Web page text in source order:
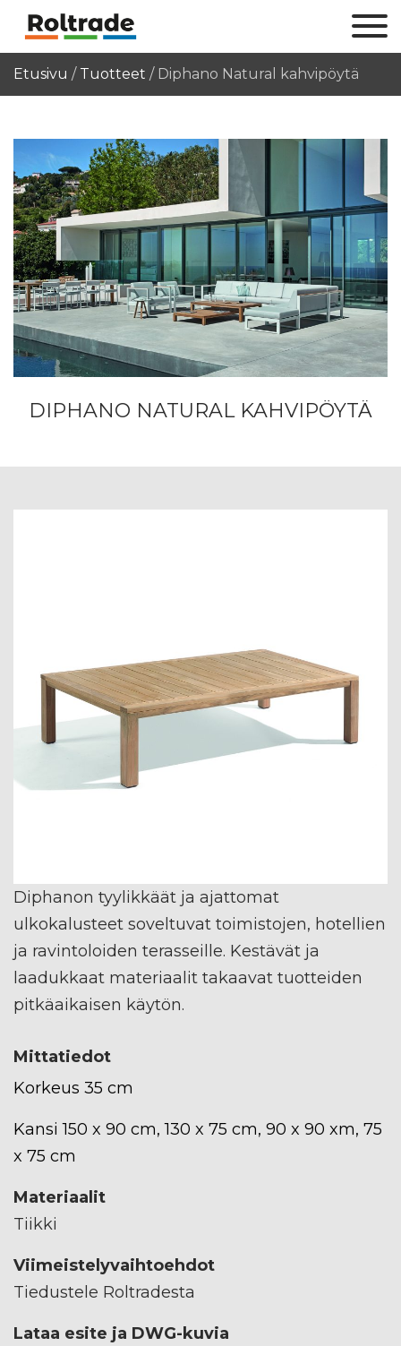
Etusivu / Tuotteet / Diphano Natural kahvipöytä
DIPHANO NATURAL KAHVIPÖYTÄ
Diphanon tyylikkäät ja ajattomat
ulkokalusteet soveltuvat toimistojen, hotellien
ja ravintoloiden terasseille. Kestävät ja
laadukkaat materiaalit takaavat tuotteiden
pitkäaikaisen käytön.
Mittatiedot
Korkeus 35 cm
Kansi 150 x 90 cm, 130 x 75 cm, 90 x 90 xm, 75
x 75 cm
Materiaalit
Tiikki
Viimeistelyvaihtoehdot
Tiedustele Roltradesta
Lataa esite ja DWG-kuvia